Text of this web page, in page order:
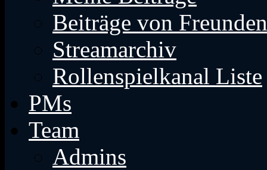
Beiträge von Freunden
Streamarchiv
Rollenspielkanal Liste
PMs
Team
Admins